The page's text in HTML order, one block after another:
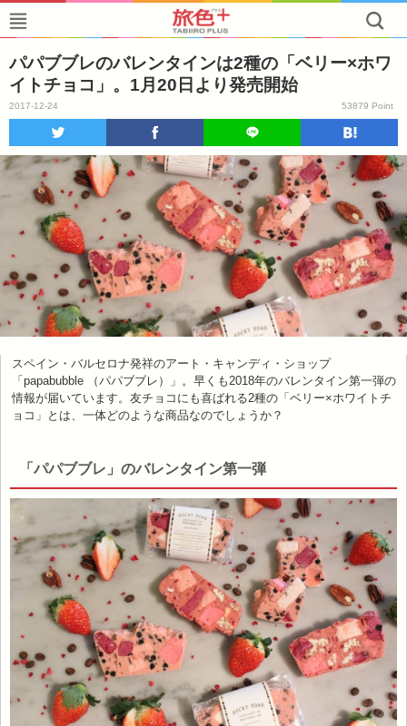
パパブブレのバレンタインは2種の「ベリー×ホワ
イトチョコ」。1月20日より発売開始
2017-12-24 53879 Point
スペイン・バルセロナ発祥のアート・キャンディ・ショップ
「papabubble （パパブブレ）」。早くも2018年のバレンタイン第一弾の
情報が届いています。友チョコにも喜ばれる2種の「ベリー×ホワイトチ
ョコ」とは、一体どのような商品なのでしょうか？
「パパブブレ」のバレンタイン第一弾